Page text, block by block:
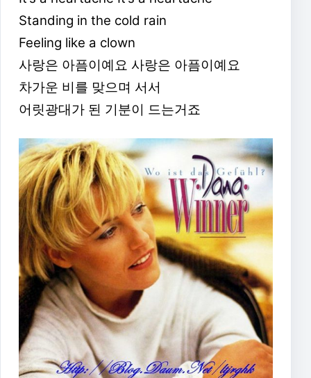
Standing in the cold rain
Feeling like a clown
사랑은 아픔이예요 사랑은 아픔이예요
차가운 비를 맞으며 서서
어릿광대가 된 기분이 드는거죠